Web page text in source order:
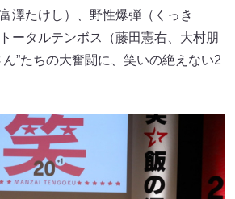
澤たけし）、野性爆弾（くっき
ータルテンボス（藤田憲右、大村朋
”たちの大奮闘に、笑いの絶えない2